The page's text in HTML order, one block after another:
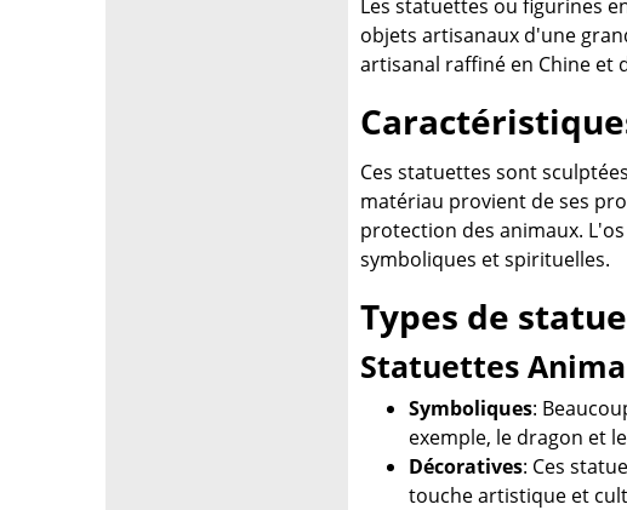
Les statuettes ou figurines
objets artisanaux d'une
artisanal raffiné en Chine et
Ces statuettes sont
matériau provient de ses
protection des animaux.
symboliques et spirituelles.
Types de
Statuettes
Symboliques:
exemple, le dragon et
Décoratives: Ces
touche artistique et